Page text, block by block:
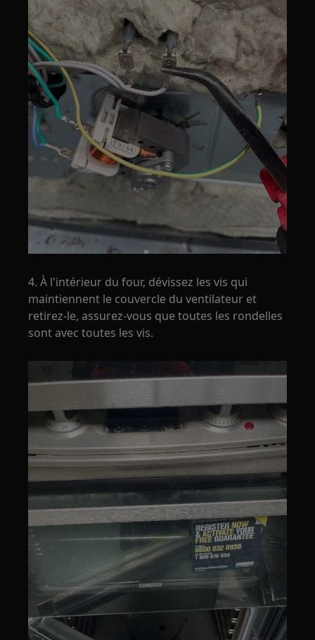
4. À l'intérieur du four, dévissez les vis qui
maintiennent le couvercle du ventilateur et
retirez-le, assurez-vous que toutes les rondelles
sont avec toutes les vis.